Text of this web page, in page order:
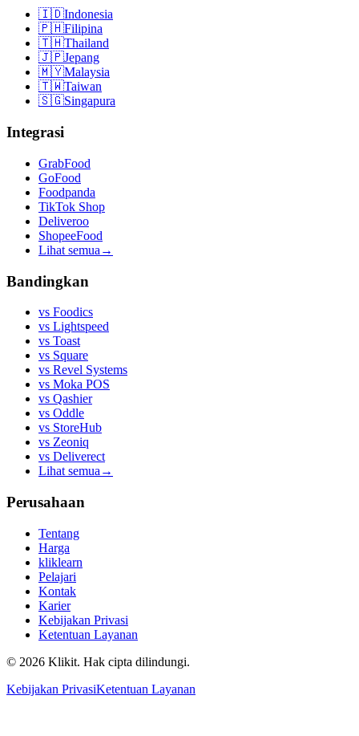
🇮🇩Indonesia
🇵🇭Filipina
🇹🇭Thailand
🇯🇵Jepang
🇲🇾Malaysia
🇹🇼Taiwan
🇸🇬Singapura
Integrasi
GrabFood
GoFood
Foodpanda
TikTok Shop
Deliveroo
ShopeeFood
Lihat semua →
Bandingkan
vs Foodics
vs Lightspeed
vs Toast
vs Square
vs Revel Systems
vs Moka POS
vs Qashier
vs Oddle
vs StoreHub
vs Zeoniq
vs Deliverect
Lihat semua →
Perusahaan
Tentang
Harga
kliklearn
Pelajari
Kontak
Karier
Kebijakan Privasi
Ketentuan Layanan
© 2026 Klikit. Hak cipta dilindungi.
Kebijakan PrivasiKetentuan Layanan